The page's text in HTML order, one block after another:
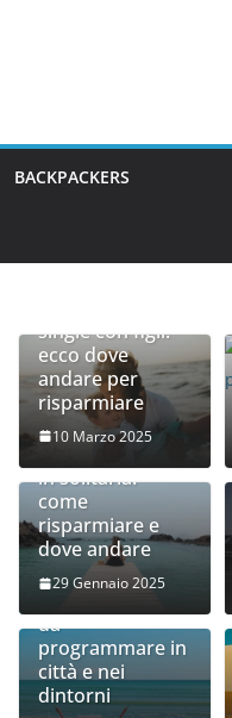
BACKPACKERS
single con figli:
ecco dove
andare per
risparmiare
10 Marzo 2025
in solitaria:
come
risparmiare e
dove andare
29 Gennaio 2025
Vacanze low
cost a Rimini: le
da
programmare in
città e nei
dintorni